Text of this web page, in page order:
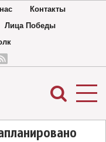
Контакты
Лица Победы